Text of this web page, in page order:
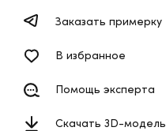
Заказать примерку
В избранное
Помощь эксперта
Скачать 3D-модель